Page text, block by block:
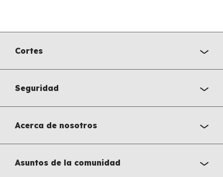
Cortes
Seguridad
Acerca de nosotros
Asuntos de la comunidad